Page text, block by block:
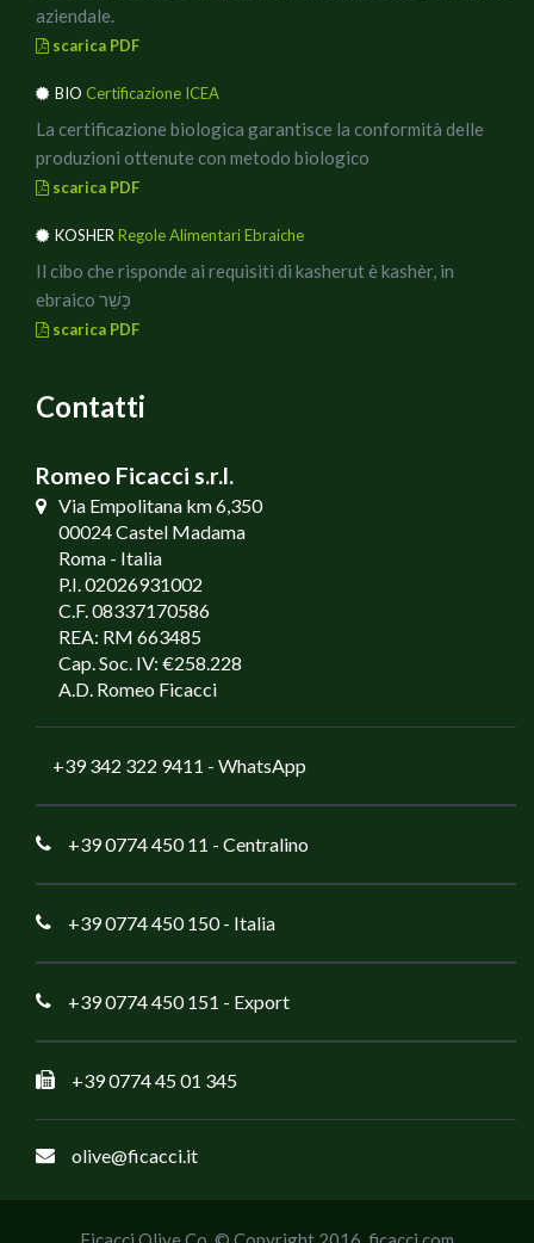
aziendale.
scarica PDF
BIO Certificazione ICEA
La certificazione biologica garantisce la conformità delle
produzioni ottenute con metodo biologico
scarica PDF
KOSHER Regole Alimentari Ebraiche
Il cibo che risponde ai requisiti di kasherut è kashèr, in
ebraico כָּשֵׁר
scarica PDF
Contatti
Romeo Ficacci s.r.l.
Via Empolitana km 6,350
00024 Castel Madama
Roma - Italia
P.I. 02026931002
C.F. 08337170586
REA: RM 663485
Cap. Soc. IV: €258.228
A.D. Romeo Ficacci
+39 342 322 9411 - WhatsApp
+39 0774 450 11 - Centralino
+39 0774 450 150- Italia
+39 0774 450 151 - Export
+39 0774 45 01 345
olive@ficacci.it